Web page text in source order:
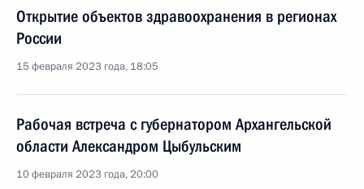
Открытие объектов здравоохранения в регионах
России
15 февраля 2023 года, 18:05
Рабочая встреча с губернатором Архангельской
области Александром Цыбульским
10 февраля 2023 года, 20:00